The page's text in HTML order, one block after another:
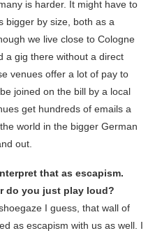
is harder. It might have to
bigger by size, both as a
we live close to Cologne
a gig there without a direct
venues offer a lot of pay to
joined on the bill by a local
get hundreds of emails a
world in the bigger German
out.
that as escapism.
do you just play loud?
I guess, that wall of
as escapism with us as well. I